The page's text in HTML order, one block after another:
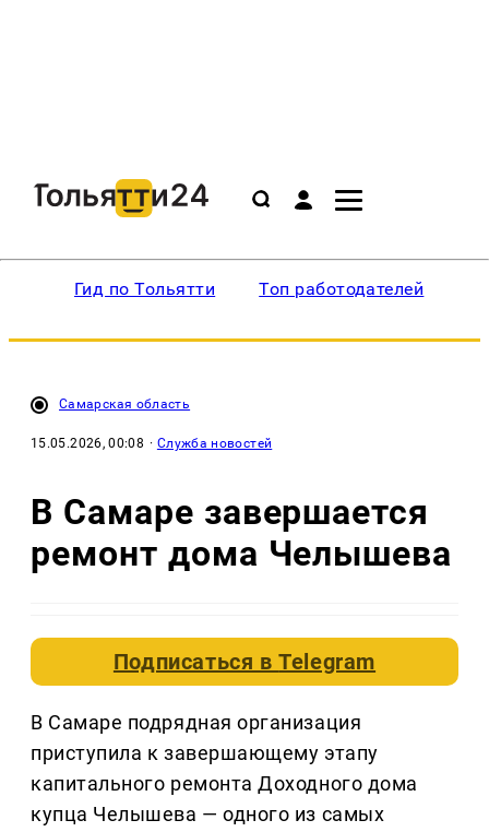
Гид по Тольятти Топ работодателей
Самарская область
15.05.2026, 00:08 · Служба новостей
В Самаре завершается
ремонт дома Челышева
Подписаться вTelegram
В Самаре подрядная организация
приступила к завершающему этапу
капитального ремонта Доходного дома
купца Челышева — одного из самых